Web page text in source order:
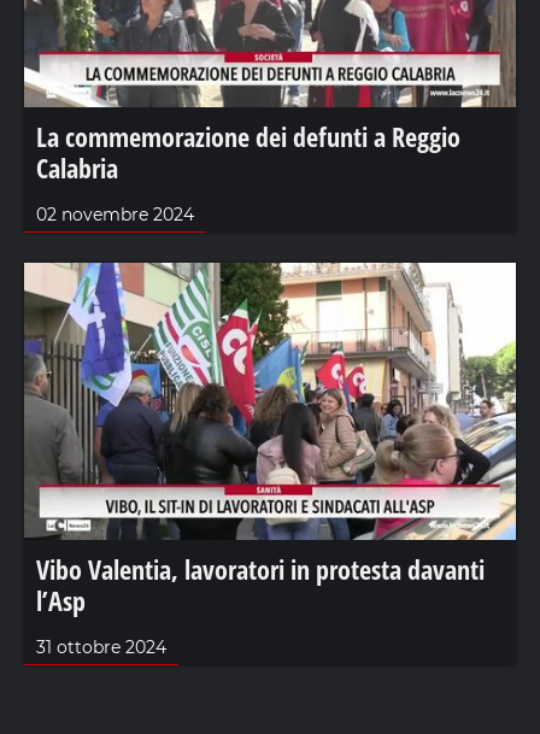
La commemorazione dei defunti a Reggio
Calabria
02 novembre 2024
Vibo Valentia, lavoratori in protesta davanti
l’Asp
31 ottobre 2024